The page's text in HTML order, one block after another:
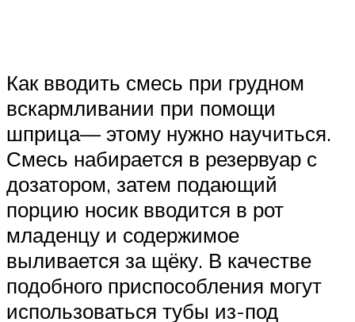
Как вводить смесь при грудном
вскармливании при помощи
шприца— этому нужно научиться.
Смесь набирается в резервуар с
дозатором, затем подающий
порцию носик вводится в рот
младенцу и содержимое
выливается за щёку. В качестве
подобного приспособления могут
использоваться тубы из-под